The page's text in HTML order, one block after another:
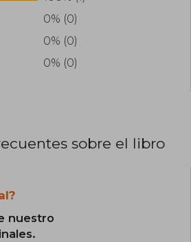
0% (0)
0% (0)
0% (0)
sobre el libro
nuestro